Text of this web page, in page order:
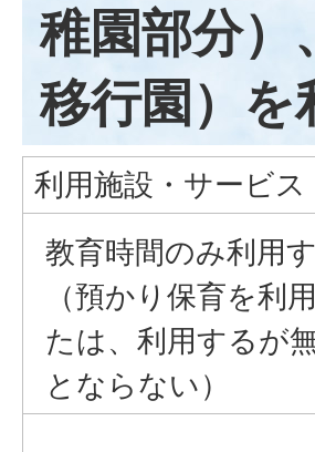
稚園部分）
移行園）を
利用施設・サービス
教育時間のみ利用
（預かり保育を利
たは、利用するが
とならない）